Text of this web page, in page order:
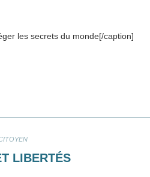
les secrets du monde[/caption]
LIBERTÉS